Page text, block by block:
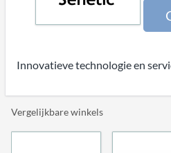
Innovatieve technologie en
Vergelijkbare winkels